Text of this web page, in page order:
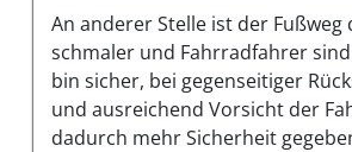
An anderer Stelle ist der Fußweg
schmaler und Fahrradfahrer
bin sicher, bei gegenseitiger
und ausreichend Vorsicht der
dadurch mehr Sicherheit